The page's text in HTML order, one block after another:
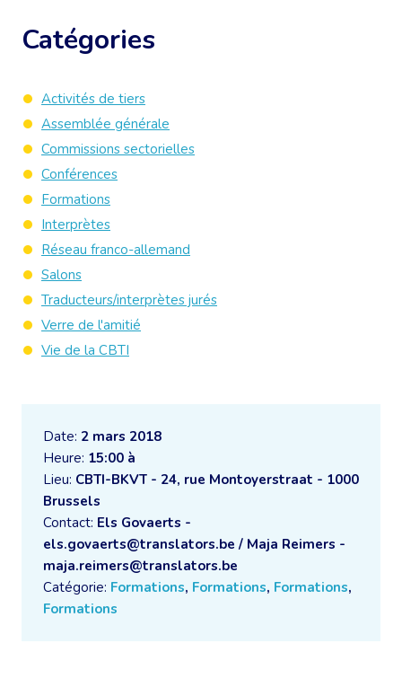
Date: 2 mars 2018
Heure: 15:00 à
Lieu: CBTI-BKVT - 24, rue Montoyerstraat - 1000
Brussels
Contact: Els Govaerts -
els.govaerts@translators.be / Maja Reimers -
maja.reimers@translators.be
Catégorie: Formations, Formations, Formations,
Formations
Catégories
Activités de tiers
Assemblée générale
Commissions sectorielles
Conférences
Formations
Interprètes
Réseau franco-allemand
Salons
Traducteurs/interprètes jurés
Verre de l'amitié
Vie de la CBTI